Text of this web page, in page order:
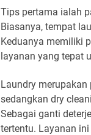
Tips pertama ialah
Biasanya, tempat
Keduanya memiliki
layanan yang tepat
Laundry merupakan
sedangkan dry
Sebagai ganti
tertentu. Layanan